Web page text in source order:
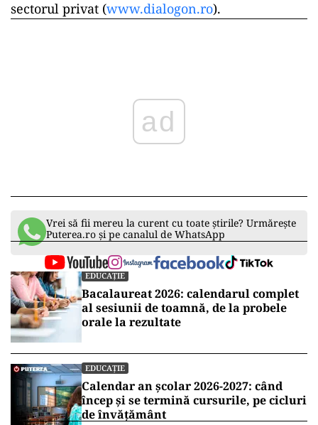
sectorul privat (www.dialogon.ro).
ad
Vrei să fii mereu la curent cu toate știrile? Urmărește
Puterea.ro și pe canalul de WhatsApp
EDUCAȚIE
Bacalaureat 2026: calendarul complet
al sesiunii de toamnă, de la probele
orale la rezultate
EDUCAȚIE
Calendar an școlar 2026-2027: când
încep și se termină cursurile, pe cicluri
de învățământ